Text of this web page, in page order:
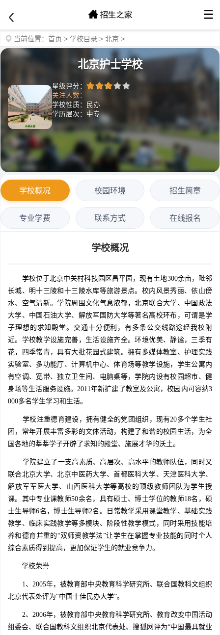
☰
当前位置： 首页 > 学校目录 > 北京 >
北京护士学校
星级评分：
关注人数：
学校性质：民办
学历层次：中专
学校概况 校园环境 招生简章
专业学费 联系方式 在线报名
学校概况
学校位于北京中关村科技园区昌平园，现有土地300余亩，毗邻
长城、明十三陵和十三陵水库等旅游景点。校内风景秀丽、依山傍
水、空气清新。学院周围文化气息浓郁，北京联合大学、中国政法
大学、中国石油大学、解放军国防大学等著名高校环布，可谓是学
子理想的求知殿堂。交通十分便利，有多条公交线路途经我校附
近。学校教学设施完善，生活设施齐全。环境优美、静谧，三季有
花，四季常青，具有大批花园式建筑。拥有多媒体教室、护理实践
实验室、多功能厅、计算机中心、体育场等教学设施，学生公寓内
有空调、宽带、独立卫生间、电脑桌等，学院内设有校园超市、健
身场等生活服务设施。2011年新扩建了教室及公寓，校园内可容纳3
000多名学生学习和生活。
学校注重德育建设，拥有健全的党团组织，现有20多个学生社
团，常年开展丰富多彩的文体活动，构建了和谐的校园生活，为全
国各地的莘莘学子开辟了求知的殿堂、施展才华的沃土。
学院建立了一支高素质、高层次、高水平的教师队伍，同时又
联合北京大学、北京中医药大学、首都医科大学、天津医科大学、
解放军军医大学、山西医科大学等高校的顶级教师团队为学生授
课。其中专业课教师50余名，具有硕士、博士学位的教师18名，硕
士生导师6名，博士生导师2名。日常教学采用课堂教学、基础实践
教学、临床实践教学等多模块、阶段性教学模式，同时采用技能培
养和德育并重的“双师资教学法”让学生在掌握专业技能的同时个人
综合素质得到提高，更加保证学生的就业竞争力。
学校荣誉
1、2005年，被教育部中央教育科学研究所、联合国教科文组织
北京代表处评为“中国十佳民办大学”。
2、2006年，被教育部中央教育科学研究所、教育改变中国活动
组委会、联合国教科文组织北京代表处、搜狐网评为“中国最具就业